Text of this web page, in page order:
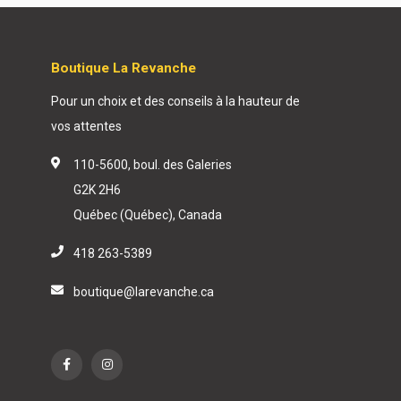
Boutique La Revanche
Pour un choix et des conseils à la hauteur de
vos attentes
110-5600, boul. des Galeries
G2K 2H6
Québec (Québec), Canada
418 263-5389
boutique@larevanche.ca